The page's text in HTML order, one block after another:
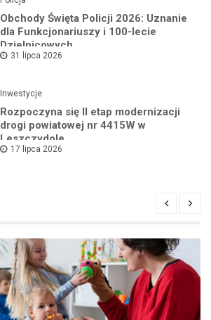
Obchody Święta Policji 2026: Uznanie
dla Funkcjonariuszy i 100-lecie
Dzielnicowych
31 lipca 2026
Inwestycje
Rozpoczyna się II etap modernizacji
drogi powiatowej nr 4415W w
Leszczydole
17 lipca 2026